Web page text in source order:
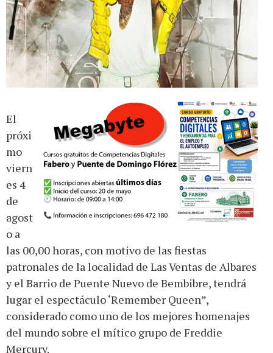
El
próxi
mo
viern
es 4
de
agost
o a
las 00,00 horas, con motivo de las fiestas
patronales de la localidad de Las Ventas de Albares
y el Barrio de Puente Nuevo de Bembibre, tendrá
lugar el espectáculo ‘Remember Queen”,
considerado como uno de los mejores homenajes
del mundo sobre el mítico grupo de Freddie
Mercury.